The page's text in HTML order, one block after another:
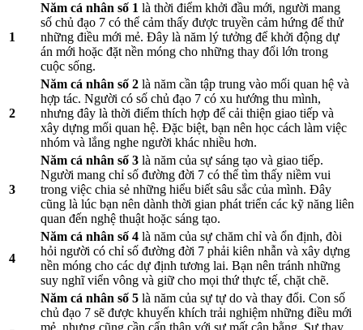
1
Năm cá nhân số 1 là thời điểm khởi đầu mới, người mang
số chủ đạo 7 có thể cảm thấy được truyền cảm hứng để thử
những điều mới mẻ. Đây là năm lý tưởng để khởi động dự
án mới hoặc đặt nền móng cho những thay đổi lớn trong
cuộc sống.
2
Năm cá nhân số 2 là năm cần tập trung vào mối quan hệ và
hợp tác. Người có số chủ đạo 7 có xu hướng thu mình,
nhưng đây là thời điểm thích hợp để cải thiện giao tiếp và
xây dựng mối quan hệ. Đặc biệt, bạn nên học cách làm việc
nhóm và lắng nghe người khác nhiều hơn.
3
Năm cá nhân số 3 là năm của sự sáng tạo và giao tiếp.
Người mang chỉ số đường đời 7 có thể tìm thấy niềm vui
trong việc chia sẻ những hiểu biết sâu sắc của mình. Đây
cũng là lúc bạn nên dành thời gian phát triển các kỹ năng liên
quan đến nghệ thuật hoặc sáng tạo.
4
Năm cá nhân số 4 là năm của sự chăm chỉ và ổn định, đòi
hỏi người có chỉ số đường đời 7 phải kiên nhẫn và xây dựng
nền móng cho các dự định tương lai. Bạn nên tránh những
suy nghĩ viển vông và giữ cho mọi thứ thực tế, chặt chẽ.
Năm cá nhân số 5 là năm của sự tự do và thay đổi. Con số
chủ đạo 7 sẽ được khuyến khích trải nghiệm những điều mới